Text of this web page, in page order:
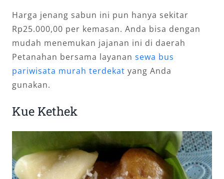
Harga jenang sabun ini pun hanya sekitar
Rp25.000,00 per kemasan. Anda bisa dengan
mudah menemukan jajanan ini di daerah
Petanahan bersama layanan sewa bus
pariwisata murah terdekat yang Anda
gunakan.
Kue Kethek